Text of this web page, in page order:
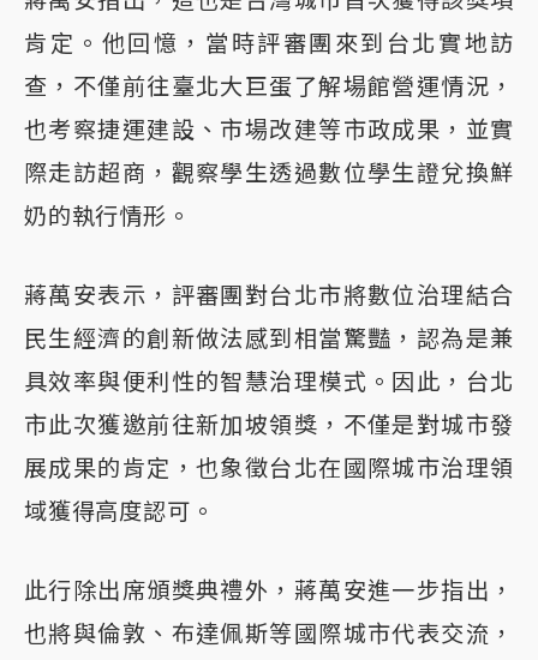
肯定。他回憶，當時評審團來到台北實地訪
查，不僅前往臺北大巨蛋了解場館營運情況，
也考察捷運建設、市場改建等市政成果，並實
際走訪超商，觀察學生透過數位學生證兌換鮮
奶的執行情形。
蔣萬安表示，評審團對台北市將數位治理結合
民生經濟的創新做法感到相當驚豔，認為是兼
具效率與便利性的智慧治理模式。因此，台北
市此次獲邀前往新加坡領獎，不僅是對城市發
展成果的肯定，也象徵台北在國際城市治理領
域獲得高度認可。
此行除出席頒獎典禮外，蔣萬安進一步指出，
也將與倫敦、布達佩斯等國際城市代表交流，